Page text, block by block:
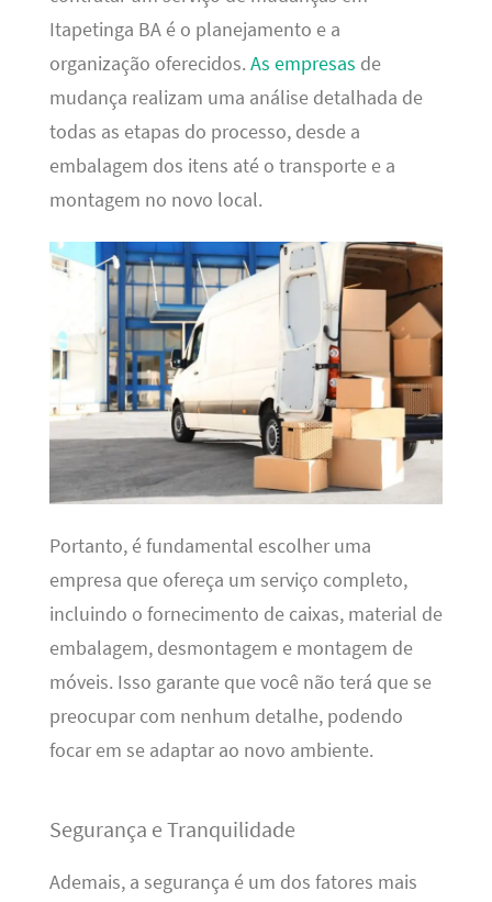
Itapetinga BA é o planejamento e a
organização oferecidos. As empresas de
mudança realizam uma análise detalhada de
todas as etapas do processo, desde a
embalagem dos itens até o transporte e a
montagem no novo local.
Portanto, é fundamental escolher uma
empresa que ofereça um serviço completo,
incluindo o fornecimento de caixas, material de
embalagem, desmontagem e montagem de
móveis. Isso garante que você não terá que se
preocupar com nenhum detalhe, podendo
focar em se adaptar ao novo ambiente.
Segurança e Tranquilidade
Ademais, a segurança é um dos fatores mais